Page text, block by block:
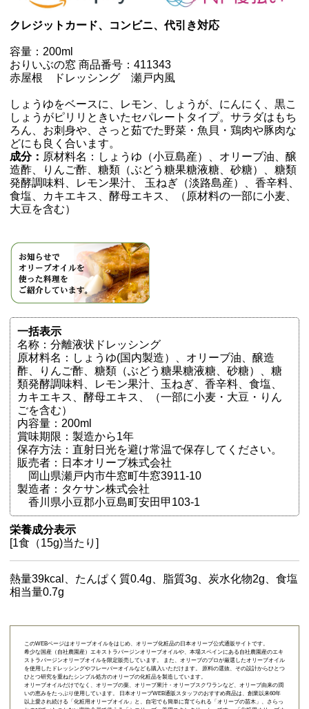
クレジットカード、コンビニ、代引き対応
容量：200ml
おりいぶの窓 商品番号：411343
赤屋根 ドレッシング 瀬戸内風
しょうゆをベースに、レモン、しょうが、にんにく、黒こ
しょうがピリリときいたセパレートタイプ。サラダはもち
ろん、お刺身や、さっと茹でた野菜・魚貝・鶏肉や豚肉な
どにも良く合います。
成分： 原材料名：しょうゆ（小豆島産）、オリーブ油、醸
造酢、りんご酢、糖類（ぶどう糖果糖液糖、砂糖）、糖類
発酵調味料、レモン果汁、 玉ねぎ（淡路島産）、香辛料、
食塩、カキエキス、酵母エキス、（原材料の一部に小麦、
大豆を含む）
一括表示
名称：分離液状ドレッシング
原材料名：しょうゆ(国内製造）、オリーブ油、醸造
酢、りんご酢、糖類（ぶどう糖果糖液糖、砂糖）、糖
類発酵調味料、レモン果汁、玉ねぎ、香辛料、食塩、
カキエキス、酵母エキス、（一部に小麦・大豆・りん
ごを含む）
内容量：200ml
賞味期限：製造から1年
保存方法：直射日光を避け常温で保存してください。
販売者：日本オリーブ株式会社
岡山県瀬戸内市牛窓町牛窓3911-10
製造者：タケサン株式会社
香川県小豆郡小豆島町安田甲103-1
栄養成分表示
[1食（15g)当たり]
熱量39kcal、たんぱく質0.4g、脂質3g、炭水化物2g、食塩
相当量0.7g
このWEBページはオリーブオイルをはじめ、オリーブ化粧品の日本オリーブ公式通販サイトです。
希少な国産（自社農園産）エキストラバージンオリーブオイルや、本場スペインにある自社農園産のエキ
ストラバージンオリーブオイルを限定販売しています。 また、オリーブのプロが厳選したオリーブオイル
を使用したドレッシングやフレーバーオイルなども購入いただけます。 原料の選抜、その設計からひとつ
ひとつ研究を重ねたシンプル処方のオリーブの化粧品を製造しています。
オリーブオイルだけでなく、オリーブの葉、オリーブ果汁・オリーブスクワランなど、オリーブ由来の潤
いの恵みをたっぷり使用しています。 日本オリーブWEB通販スタッフのおすすめ商品は、創業以来60年
以上愛され続ける「 化粧用オリーブオイル 」と、自宅でも簡単に育てられる「 オリーブの苗木 」、さらっ